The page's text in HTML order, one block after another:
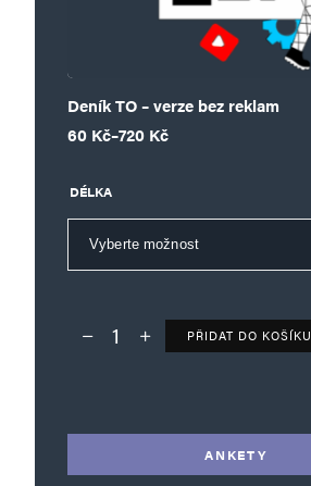
Deník TO – verze bez reklam
60 Kč–720 Kč
Rozpětí cen: 60 Kč až 720 Kč
DÉLKA
Deník TO – verze bez reklam množství
PŘIDAT DO KOŠÍKU
ANKETY